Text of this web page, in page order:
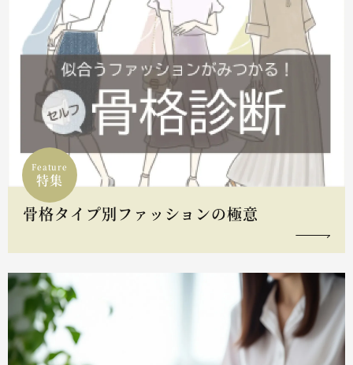
Feature
特集
骨格タイプ別ファッションの極意